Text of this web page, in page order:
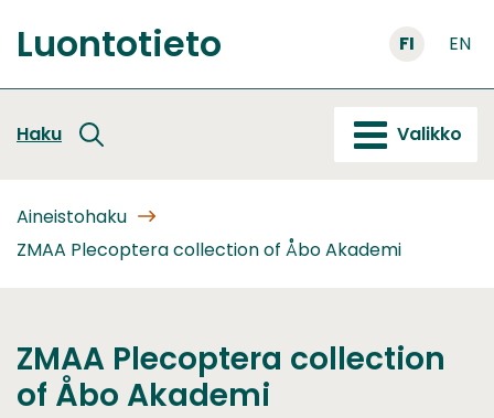
sisältöön
Etusivu
Luontotieto FI EN
Haku Valikko
Aineistohaku
ZMAA Plecoptera collection of Åbo Akademi
ZMAA Plecoptera collection
of Åbo Akademi